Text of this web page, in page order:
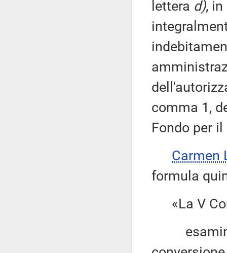
lettera d),
comma 1,
Fondo per
Carmen
formula
«La V